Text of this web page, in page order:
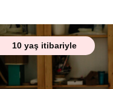
10 yaş itibariyle